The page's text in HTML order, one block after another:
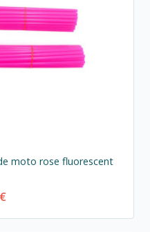
moto rose fluorescent